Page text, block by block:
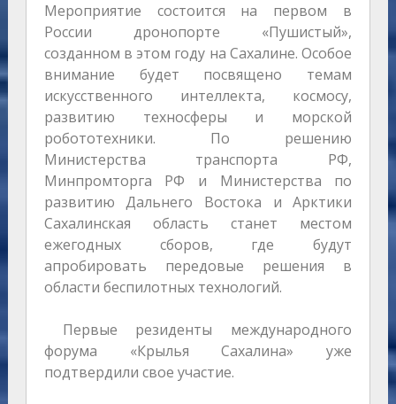
Мероприятие состоится на первом в
России дронопорте «Пушистый»,
созданном в этом году на Сахалине. Особое
внимание будет посвящено темам
искусственного интеллекта, космосу,
развитию техносферы и морской
робототехники. По решению
Министерства транспорта РФ,
Минпромторга РФ и Министерства по
развитию Дальнего Востока и Арктики
Сахалинская область станет местом
ежегодных сборов, где будут
апробировать передовые решения в
области беспилотных технологий.
Первые резиденты международного
форума «Крылья Сахалина» уже
подтвердили свое участие.